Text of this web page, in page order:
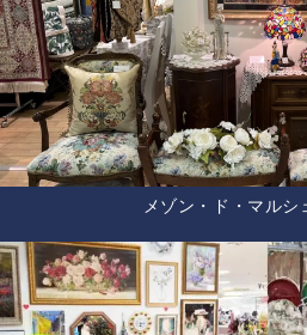
メゾン・ド・マルシ